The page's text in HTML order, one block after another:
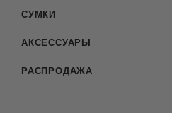
СУМКИ
АКСЕССУАРЫ
РАСПРОДАЖА